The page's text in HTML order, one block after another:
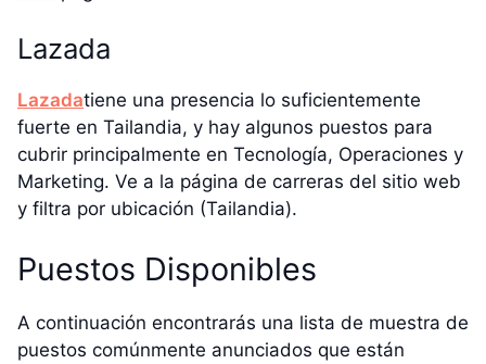
Lazada
Lazadatiene una presencia lo suficientemente
fuerte en Tailandia, y hay algunos puestos para
cubrir principalmente en Tecnología, Operaciones y
Marketing. Ve a la página de carreras del sitio web
y filtra por ubicación (Tailandia).
Puestos Disponibles
A continuación encontrarás una lista de muestra de
puestos comúnmente anunciados que están